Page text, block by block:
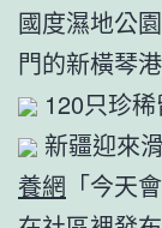
國度濕地公
門的新橫琴
120只珍
新疆迎來
養網 「今天會